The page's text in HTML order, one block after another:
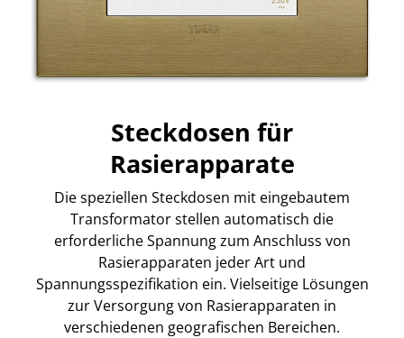
Steckdosen für
Rasierapparate
Die speziellen Steckdosen mit eingebautem
Transformator stellen automatisch die
erforderliche Spannung zum Anschluss von
Rasierapparaten jeder Art und
Spannungsspezifikation ein. Vielseitige Lösungen
zur Versorgung von Rasierapparaten in
verschiedenen geografischen Bereichen.